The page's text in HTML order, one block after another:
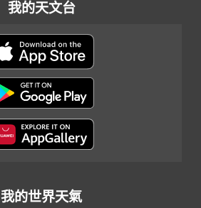
我的天文台
我的世界天氣